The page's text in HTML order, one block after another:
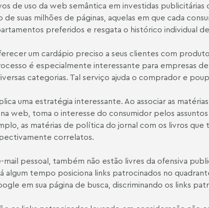
de uso da web semântica em investidas
de suas milhões de páginas, aquelas em que cada
preferidos e resgata o histórico individual
um cardápio preciso a seus clientes com
é especialmente interessante para empresas
categorias. Tal serviço ajuda o comprador e
uma estratégia interessante. Ao associar as
web, toma o interesse do consumidor pelos
as matérias de política do jornal com os livros
correlatos.
mail pessoal, também não estão livres da ofensiva
algum tempo posiciona links patrocinados no
em sua página de busca, discriminando os links